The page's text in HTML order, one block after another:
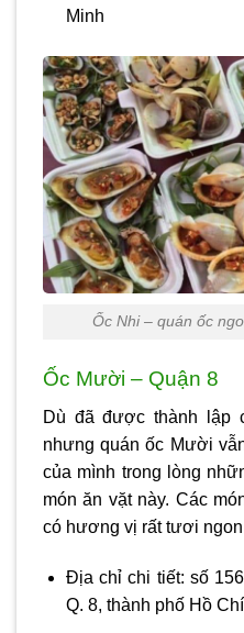
Minh
Ốc Nhi – quán ốc
Ốc Mười – Quận 8
Dù đã được thành lập
nhưng quán ốc Mười
của mình trong lòng
món ăn vặt này. Các
có hương vị rất tươi
Địa chỉ chi tiết: số
Q. 8, thành phố Hồ